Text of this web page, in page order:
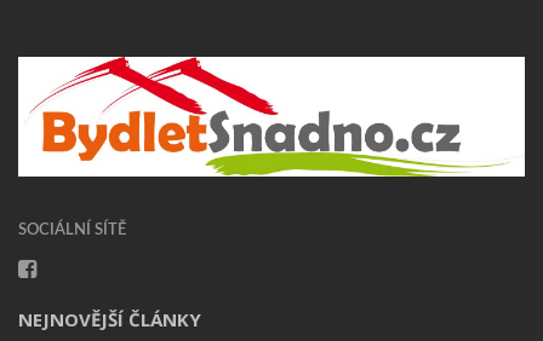
SOCIÁLNÍ SÍTĚ
NEJNOVĚJŠÍ ČLÁNKY